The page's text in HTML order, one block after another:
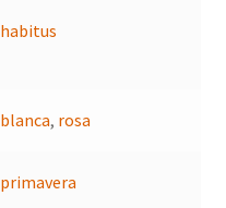
habitus
blanca, rosa
primavera